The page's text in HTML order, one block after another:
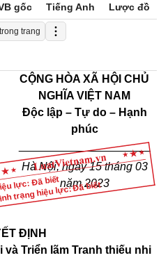
gốc Tiếng Anh Lược đồ
trang
lực: Đã biết
trạng hiệu lực: Đã biết
CỘNG HÒA XÃ HỘI CHỦ
NGHĨA VIỆT NAM
Độc lập – Tự do – Hạnh
phúc
_____________________
Hà Nội, ngày 15 tháng 03
năm 2023
ĐỊNH
Triển lãm Tranh thiếu nhi